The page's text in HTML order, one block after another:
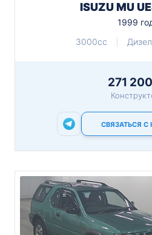
ISUZU MU
1999
3000cc
271
СВЯЗАТЬСЯ С